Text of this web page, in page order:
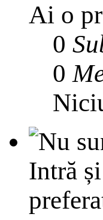
Ai o
0
0
Intră